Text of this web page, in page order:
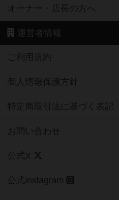
オーナー・店長の方へ
運営者情報
ご利用規約
個人情報保護方針
特定商取引法に基づく表記
お問い合わせ
公式X
公式instagram